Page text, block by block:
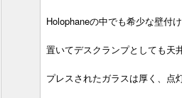
Holophaneの中でも希少な壁付
置いてデスクランプとしても天
プレスされたガラスは厚く、点